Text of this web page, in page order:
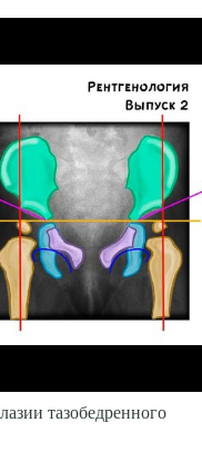
тазобедренного